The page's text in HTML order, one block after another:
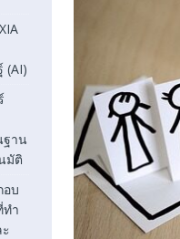
(AI)
ฐาน
มัติ
อบ
ทำ